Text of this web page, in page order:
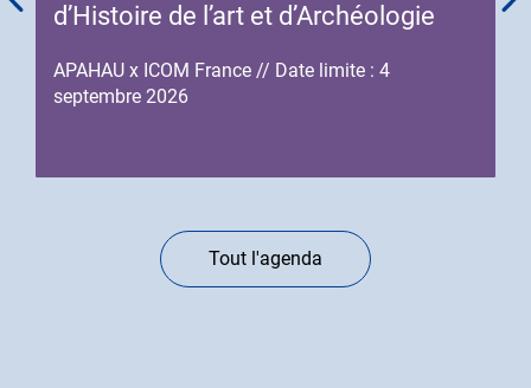
d’Histoire de l’art et d’Archéologie
APAHAU x ICOM France // Date limite : 4
septembre 2026
Tout l'agenda